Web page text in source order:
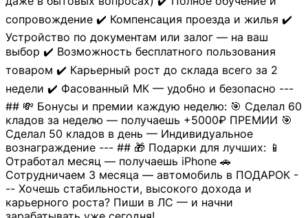
сопровождение ✔️ Компенсация проезда и жилья ✔️
Устройство по документам или залог — на ваш
выбор ✔️ Возможность бесплатного пользования
товаром ✔️ Карьерный рост до склада всего за 2
недели ✔️ Фасованный МК — удобно и безопасно ---
## 💸 Бонусы и премии каждую неделю: 🎯 Сделал 60
кладов за неделю — получаешь +5000₽ ПРЕМИИ 🎯
Сделал 50 кладов в день — Индивидуальное
вознаграждение --- ## 🎁 Подарки для лучших: 📱
Отработал месяц — получаешь iPhone 🚗
Сотрудничаем 3 месяца — автомобиль в ПОДАРОК -
-- Хочешь стабильности, высокого дохода и
карьерного роста? Пиши в ЛС — и начни